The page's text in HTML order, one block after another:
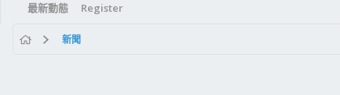
最新動態 Register
新聞